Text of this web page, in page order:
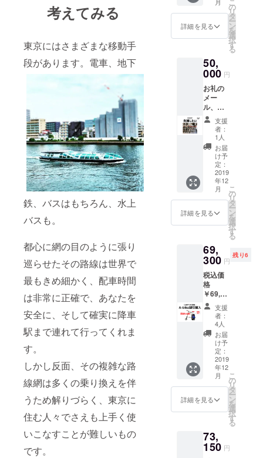
考えてみる
東京にはさまざまな移動手
段があります。 電車、地下
鉄、バスはもちろん、水上
バスも。
都心に網の目のように張り
巡らせたその路線は世界で
最もきめ細かく、配車時間
は非常に正確で、あなたを
安全に、そして確実に降車
駅まで連れて行ってくれま
す。
しかし反面、その複雑な路
線網は多くの乗り換えを伴
うため解りづらく、東京に
住む人々でさえも上手く使
いこなすことが難しいもの
です。
締結よ
り1年
間）詳
せ下さ
い。
い。
お名前
の掲載
は2020
年12月
せてい
ただき
ます。
掲載さ
せてい
ただく
お名前
（ニッ
クネー
ム可）
を備考
欄にご
記入く
ださ
い。
月
詳細を見る
こ
の
リ
タ
ー
ン
を
選
択
す
る
50,
000 円
お礼の
メー
ル、ご
希望の
方はお
名前を
当店HP
に掲載
（掲載
サイズ
XXL） ※
お名前
の掲載
は2020
年12月
せてい
ただき
ます。
掲載さ
せてい
ただく
お名前
（ニッ
クネー
ム可）
を備考
欄にご
記入く
ださ
い。
支援
者：
1人
お届
け予
定：
2019
年12
月
詳細を見る
こ
の
リ
タ
ー
ン
を
選
択
す
る
69,
300 円
残り6
税込価
格
￥69,30
0 ←
￥77,00
SINCLA
RESEA
RCH A-
bike
city
バック
パック
セット
10台】
仕様そ
の他に
支援
者：
4人
お届
け予
定：
2019
年12
月
詳細を見る
こ
の
リ
タ
ー
ン
を
選
択
す
る
73,
150 円